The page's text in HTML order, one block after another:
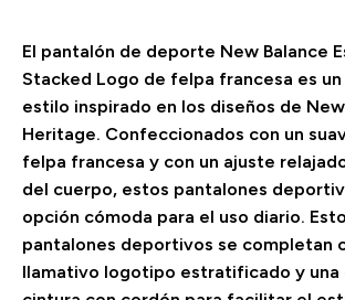
El pantalón de deporte New Balance
Stacked Logo de felpa francesa es
estilo inspirado en los diseños de
Heritage. Confeccionados con un
felpa francesa y con un ajuste
del cuerpo, estos pantalones
opción cómoda para el uso diario.
pantalones deportivos se completan
llamativo logotipo estratificado y una